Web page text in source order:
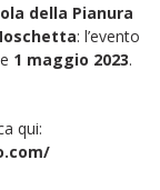
della Pianura
: l’evento
e 1 maggio 2023.
qui: